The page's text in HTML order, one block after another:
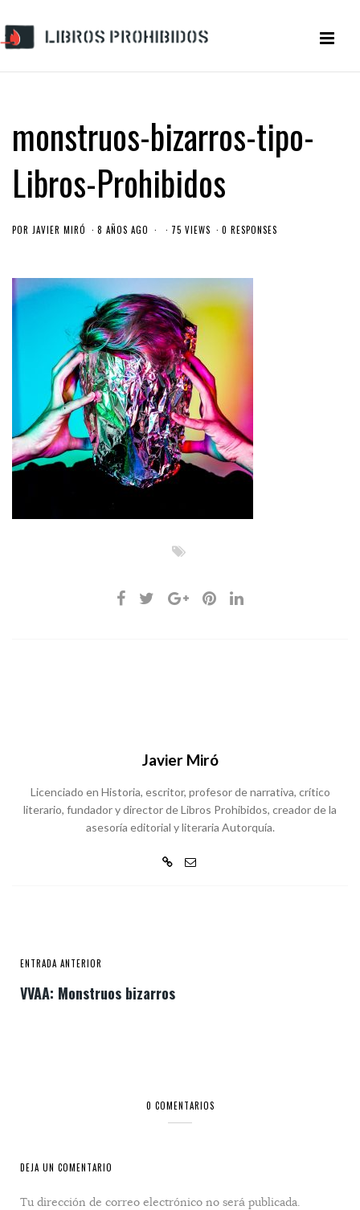
monstruos-bizarros-tipo-
Libros-Prohibidos
POR JAVIER MIRÓ 8 AÑOS AGO 75 VIEWS 0 RESPONSES
Javier Miró
Licenciado en Historia, escritor, profesor de narrativa, crítico
literario, fundador y director de Libros Prohibidos, creador de la
asesoría editorial y literaria Autorquía.
ENTRADA ANTERIOR
VVAA: Monstruos bizarros
0 COMENTARIOS
DEJA UN COMENTARIO
Tu dirección de correo electrónico no será publicada.